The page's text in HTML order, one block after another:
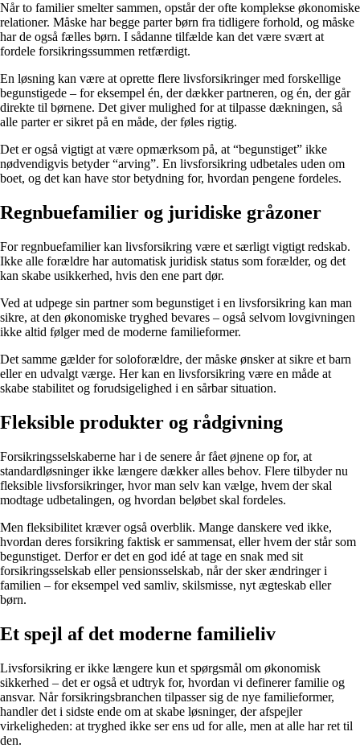
Når to familier smelter sammen, opstår der ofte komplekse økonomiske
relationer. Måske har begge parter børn fra tidligere forhold, og måske
har de også fælles børn. I sådanne tilfælde kan det være svært at
fordele forsikringssummen retfærdigt.
En løsning kan være at oprette flere livsforsikringer med forskellige
begunstigede – for eksempel én, der dækker partneren, og én, der går
direkte til børnene. Det giver mulighed for at tilpasse dækningen, så
alle parter er sikret på en måde, der føles rigtig.
Det er også vigtigt at være opmærksom på, at “begunstiget” ikke
nødvendigvis betyder “arving”. En livsforsikring udbetales uden om
boet, og det kan have stor betydning for, hvordan pengene fordeles.
Regnbuefamilier og juridiske gråzoner
For regnbuefamilier kan livsforsikring være et særligt vigtigt redskab.
Ikke alle forældre har automatisk juridisk status som forælder, og det
kan skabe usikkerhed, hvis den ene part dør.
Ved at udpege sin partner som begunstiget i en livsforsikring kan man
sikre, at den økonomiske tryghed bevares – også selvom lovgivningen
ikke altid følger med de moderne familieformer.
Det samme gælder for soloforældre, der måske ønsker at sikre et barn
eller en udvalgt værge. Her kan en livsforsikring være en måde at
skabe stabilitet og forudsigelighed i en sårbar situation.
Fleksible produkter og rådgivning
Forsikringsselskaberne har i de senere år fået øjnene op for, at
standardløsninger ikke længere dækker alles behov. Flere tilbyder nu
fleksible livsforsikringer, hvor man selv kan vælge, hvem der skal
modtage udbetalingen, og hvordan beløbet skal fordeles.
Men fleksibilitet kræver også overblik. Mange danskere ved ikke,
hvordan deres forsikring faktisk er sammensat, eller hvem der står som
begunstiget. Derfor er det en god idé at tage en snak med sit
forsikringsselskab eller pensionsselskab, når der sker ændringer i
familien – for eksempel ved samliv, skilsmisse, nyt ægteskab eller
børn.
Et spejl af det moderne familieliv
Livsforsikring er ikke længere kun et spørgsmål om økonomisk
sikkerhed – det er også et udtryk for, hvordan vi definerer familie og
ansvar. Når forsikringsbranchen tilpasser sig de nye familieformer,
handler det i sidste ende om at skabe løsninger, der afspejler
virkeligheden: at tryghed ikke ser ens ud for alle, men at alle har ret til
den.